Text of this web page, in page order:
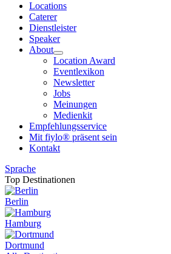
Locations
Caterer
Dienstleister
Speaker
About
Location Award
Eventlexikon
Newsletter
Jobs
Meinungen
Medienkit
Empfehlungsservice
Mit fiylo® präsent sein
Kontakt
Sprache
Top Destinationen
Berlin
Hamburg
Dortmund